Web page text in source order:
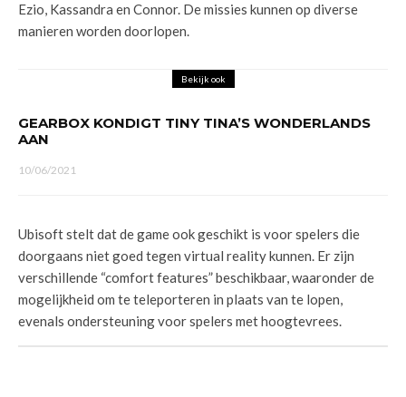
Ezio, Kassandra en Connor. De missies kunnen op diverse
manieren worden doorlopen.
Bekijk ook
GEARBOX KONDIGT TINY TINA’S WONDERLANDS
AAN
10/06/2021
Ubisoft stelt dat de game ook geschikt is voor spelers die
doorgaans niet goed tegen virtual reality kunnen. Er zijn
verschillende “comfort features” beschikbaar, waaronder de
mogelijkheid om te teleporteren in plaats van te lopen,
evenals ondersteuning voor spelers met hoogtevrees.